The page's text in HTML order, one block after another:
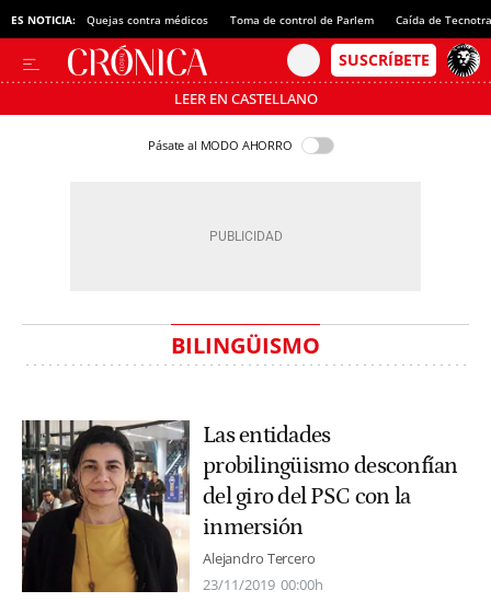
ES NOTICIA: Quejas contra médicos Toma de control de Parlem Caída de
LEER EN CASTELLANO
Pásate al MODO AHORRO
BILINGÜISMO
Las entidades
probilingüismo desconfían
del giro del PSC con la
inmersión
Alejandro Tercero
23/11/2019 00:00h